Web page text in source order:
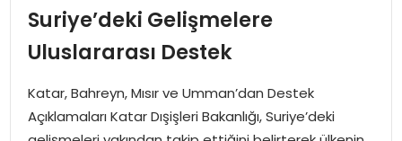
GÜNCEL
SAĞLIK
EĞITIM
Suriye’deki Gelişmelere
Uluslararası Destek
Katar, Bahreyn, Mısır ve Umman’dan Destek
Açıklamaları Katar Dışişleri Bakanlığı, Suriye’deki